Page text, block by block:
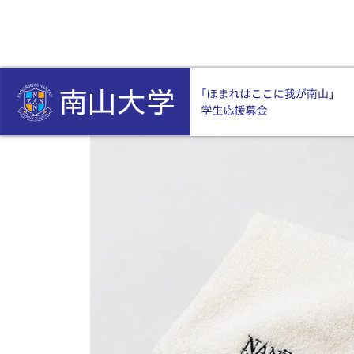
HOME 返礼品なし 南山大学オリジナル今治タオルハンカチ